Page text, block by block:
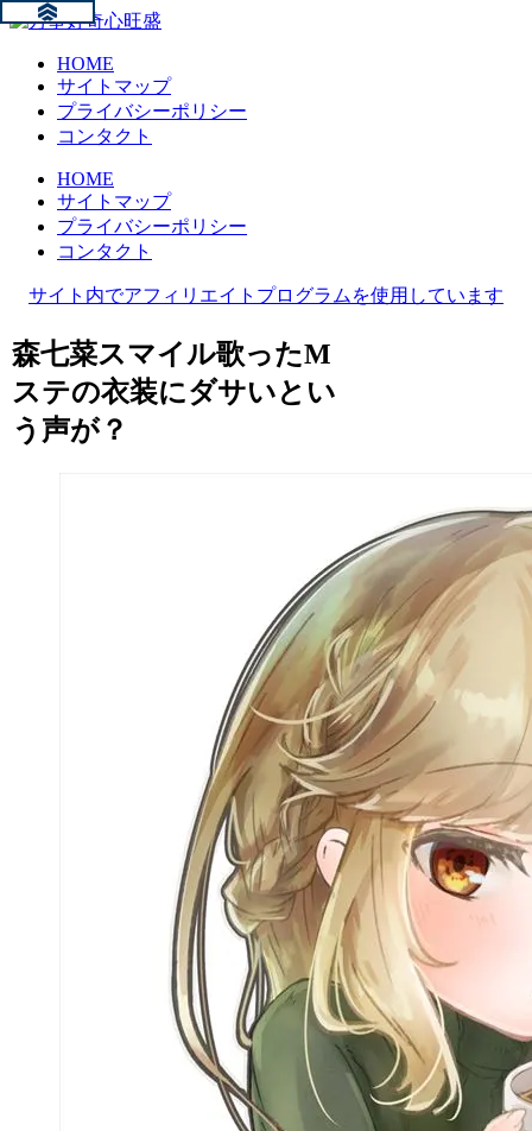
HOME
サイトマップ
プライバシーポリシー
コンタクト
HOME
サイトマップ
プライバシーポリシー
コンタクト
サイト内でアフィリエイトプログラムを使用しています
森七菜スマイル歌ったM
ステの衣装にダサいとい
う声が？